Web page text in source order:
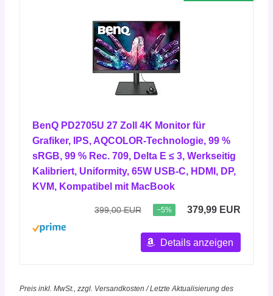
BenQ PD2705U 27 Zoll 4K Monitor für
Grafiker, IPS, AQCOLOR-Technologie, 99 %
sRGB, 99 % Rec. 709, Delta E ≤ 3, Werkseitig
Kalibriert, Uniformity, 65W USB-C, HDMI, DP,
KVM, Kompatibel mit MacBook
399,00 EUR −5% 379,99 EUR
Details anzeigen
Preis inkl. MwSt., zzgl. Versandkosten / Letzte Aktualisierung des